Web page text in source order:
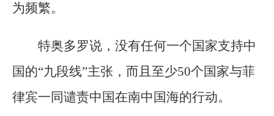
为频繁。
特奥多罗说，没有任何一个国家支持中
国的“九段线”主张，而且至少50个国家与菲
律宾一同谴责中国在南中国海的行动。